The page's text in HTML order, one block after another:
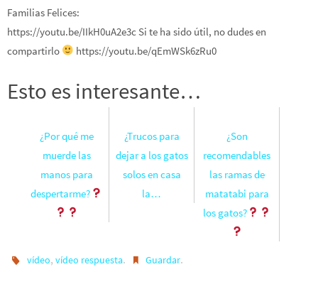
Familias Felices:
https://youtu.be/IIkH0uA2e3c Si te ha sido útil, no dudes en
compartirlo
https://youtu.be/qEmWSk6zRu0
Esto es interesante…
¿Por qué me
muerde las
manos para
despertarme?
¿Trucos para
dejar a los gatos
solos en casa
la…
¿Son
recomendables
las ramas de
matatabi para
los gatos?
vídeo,vídeo respuesta. Guardar.